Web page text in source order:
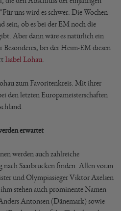
uns wird es schwer. Die Wochen
sein, ob es bei der EM noch die
Aber dann wäre es natürlich ein
Besonderes, bei der Heim-EM diesen
Isabel Lohau
zum Favoritenkreis. Mit ihrer
den letzten Europameisterschaften
erwartet
werden auch zahlreiche
nach Saarbrücken finden. Allen voran
und Olympiasieger Viktor Axelsen
stehen auch prominente Namen
Antonsen (Dänemark) sowie